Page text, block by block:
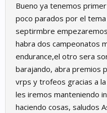
Bueno ya tenemos
poco parados por el
septirmbre
habra dos campeonatos
endurance,el otro sera
barajando, abra premios
vrps y trofeos gracias a
les iremos manteniendo
haciendo cosas, saludos